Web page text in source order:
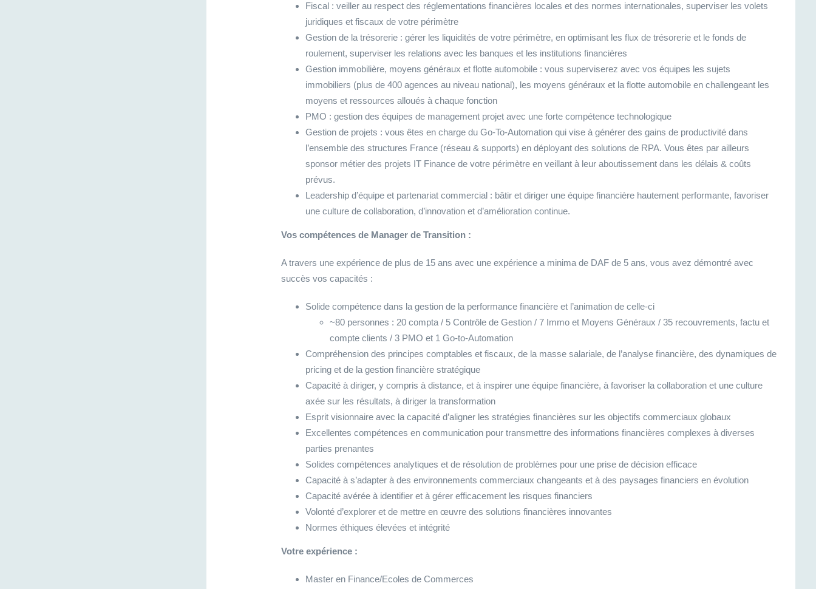
Fiscal : veiller au respect des réglementations financières locales et des normes internationales, superviser les volets
juridiques et fiscaux de votre périmètre
Gestion de la trésorerie : gérer les liquidités de votre périmètre, en optimisant les flux de trésorerie et le fonds de
roulement, superviser les relations avec les banques et les institutions financières
Gestion immobilière, moyens généraux et flotte automobile : vous superviserez avec vos équipes les sujets
immobiliers (plus de 400 agences au niveau national), les moyens généraux et la flotte automobile en challengeant les
moyens et ressources alloués à chaque fonction
PMO : gestion des équipes de management projet avec une forte compétence technologique
Gestion de projets : vous êtes en charge du Go-To-Automation qui vise à générer des gains de productivité dans
l’ensemble des structures France (réseau & supports) en déployant des solutions de RPA. Vous êtes par ailleurs
sponsor métier des projets IT Finance de votre périmètre en veillant à leur aboutissement dans les délais & coûts
prévus.
Leadership d’équipe et partenariat commercial : bâtir et diriger une équipe financière hautement performante, favoriser
une culture de collaboration, d’innovation et d’amélioration continue.
Vos compétences de Manager de Transition :
A travers une expérience de plus de 15 ans avec une expérience a minima de DAF de 5 ans, vous avez démontré avec
succès vos capacités :
Solide compétence dans la gestion de la performance financière et l’animation de celle-ci
~80 personnes : 20 compta / 5 Contrôle de Gestion / 7 Immo et Moyens Généraux / 35 recouvrements, factu et
compte clients / 3 PMO et 1 Go-to-Automation
Compréhension des principes comptables et fiscaux, de la masse salariale, de l’analyse financière, des dynamiques de
pricing et de la gestion financière stratégique
Capacité à diriger, y compris à distance, et à inspirer une équipe financière, à favoriser la collaboration et une culture
axée sur les résultats, à diriger la transformation
Esprit visionnaire avec la capacité d’aligner les stratégies financières sur les objectifs commerciaux globaux
Excellentes compétences en communication pour transmettre des informations financières complexes à diverses
parties prenantes
Solides compétences analytiques et de résolution de problèmes pour une prise de décision efficace
Capacité à s’adapter à des environnements commerciaux changeants et à des paysages financiers en évolution
Capacité avérée à identifier et à gérer efficacement les risques financiers
Volonté d’explorer et de mettre en œuvre des solutions financières innovantes
Normes éthiques élevées et intégrité
Votre expérience :
Master en Finance/Ecoles de Commerces